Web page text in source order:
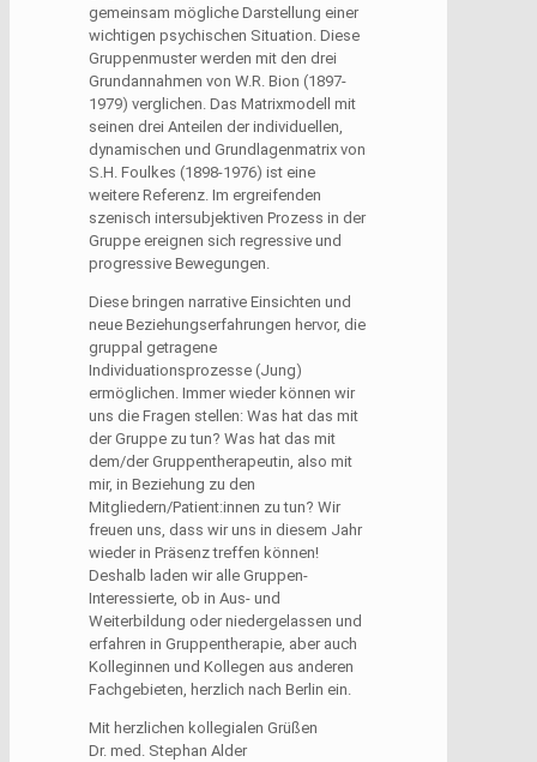
gemeinsam mögliche Darstellung einer
wichtigen psychischen Situation. Diese
Gruppenmuster werden mit den drei
Grundannahmen von W.R. Bion (1897-
1979) verglichen. Das Matrixmodell mit
seinen drei Anteilen der individuellen,
dynamischen und Grundlagenmatrix von
S.H. Foulkes (1898-1976) ist eine
weitere Referenz. Im ergreifenden
szenisch intersubjektiven Prozess in der
Gruppe ereignen sich regressive und
progressive Bewegungen.
Diese bringen narrative Einsichten und
neue Beziehungserfahrungen hervor, die
gruppal getragene
Individuationsprozesse (Jung)
ermöglichen. Immer wieder können wir
uns die Fragen stellen: Was hat das mit
der Gruppe zu tun? Was hat das mit
dem/der Gruppentherapeutin, also mit
mir, in Beziehung zu den
Mitgliedern/Patient:innen zu tun? Wir
freuen uns, dass wir uns in diesem Jahr
wieder in Präsenz treffen können!
Deshalb laden wir alle Gruppen-
Interessierte, ob in Aus- und
Weiterbildung oder niedergelassen und
erfahren in Gruppentherapie, aber auch
Kolleginnen und Kollegen aus anderen
Fachgebieten, herzlich nach Berlin ein.
Mit herzlichen kollegialen Grüßen
Dr. med. Stephan Alder